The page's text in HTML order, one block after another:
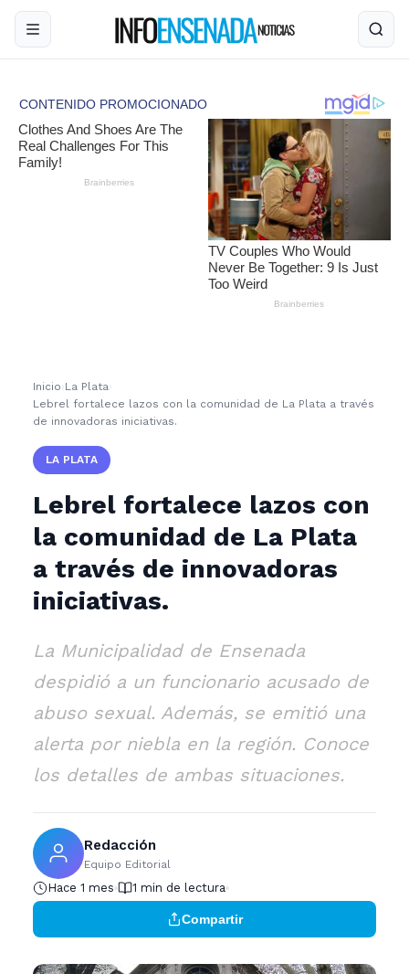
Inicio ›La Plata›
Lebrel fortalece lazos con la comunidad de La Plata a través
de innovadoras iniciativas.
LA PLATA
Lebrel fortalece lazos con
la comunidad de La Plata
a través de innovadoras
iniciativas.
La Municipalidad de Ensenada
despidió a un funcionario acusado de
abuso sexual. Además, se emitió una
alerta por niebla en la región. Conoce
los detalles de ambas situaciones.
Redacción
Equipo Editorial
Hace 1 mes 1 min de lectura
Compartir